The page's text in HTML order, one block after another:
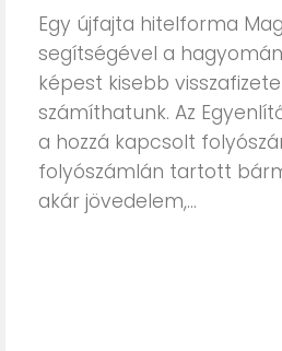
Egy újfajta hitelforma
segítségével a
képest kisebb
számíthatunk. Az
a hozzá kapcsolt
folyószámlán tartott
akár jövedelem,...